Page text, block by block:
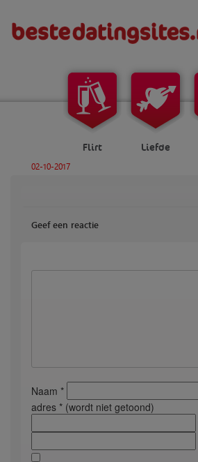
Flirt Liefde
02-10-2017
Geef een reactie
Naam *
adres * (wordt niet getoond)